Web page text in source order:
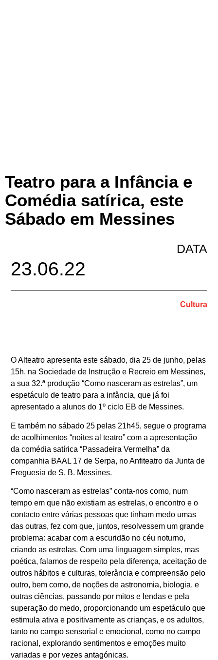
Teatro para a Infância e
Comédia satírica, este
Sábado em Messines
DATA
23.06.22
Cultura
OAlteatro apresenta estesábado, dia 25 de junho, pelas
15h, na Sociedade de Instrução e Recreio em Messines,
a sua 32.ª produção “Como nasceram as estrelas”, um
espetáculo deteatro para a infância, que já foi
apresentado a alunos do 1º ciclo EB de Messines.
E também no sábado 25 pelas 21h45, segue o programa
de acolhimentos “noites al teatro” com a apresentação
da comédia satírica “Passadeira Vermelha” da
companhia BAAL 17 de Serpa, no Anfiteatro da Junta de
Freguesia de S. B. Messines.
“Como nasceram as estrelas” conta-nos como, num
tempo em que não existiam as estrelas, o encontro e o
contacto entre várias pessoas que tinham medo umas
das outras, fez com que, juntos, resolvessem um grande
problema: acabar com a escuridão no céu noturno,
criando as estrelas. Com uma linguagem simples, mas
poética, falamos de respeito pela diferença, aceitação de
outros hábitos e culturas, tolerância e compreensão pelo
outro, bem como, de noções de astronomia, biologia, e
outras ciências, passando por mitos e lendas e pela
superação do medo, proporcionando um espetáculo que
estimula ativa e positivamente as crianças, e os adultos,
tanto no campo sensorial e emocional, como no campo
racional, explorando sentimentos e emoções muito
variadas e por vezes antagónicas.